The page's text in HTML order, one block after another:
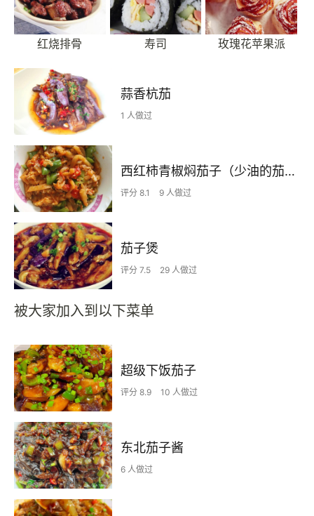
红烧排骨 寿司 玫瑰花苹果派
蒜香杭茄
1 人做过
西红柿青椒焖茄子（少油的茄子做法）
评分 8.1 9 人做过
茄子煲
评分 7.5 29 人做过
被大家加入到以下菜单
超级下饭茄子
评分 8.9 10 人做过
东北茄子酱
6 人做过